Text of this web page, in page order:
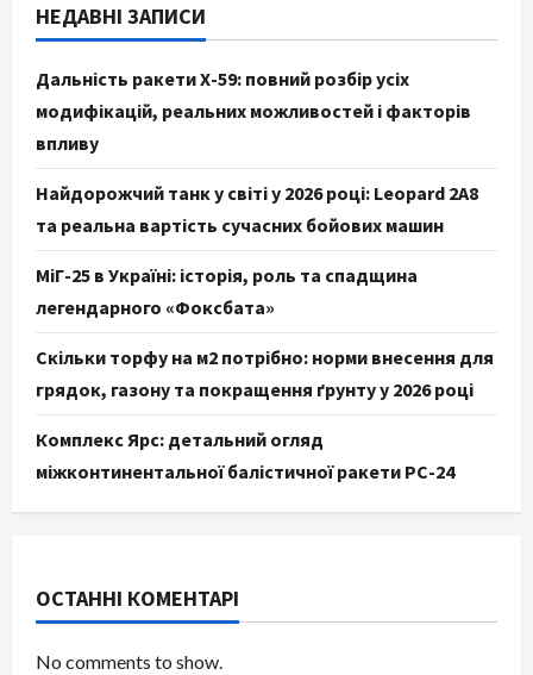
НЕДАВНІ ЗАПИСИ
Дальність ракети Х-59: повний розбір усіх
модифікацій, реальних можливостей і факторів
впливу
Найдорожчий танк у світі у 2026 році: Leopard 2A8
та реальна вартість сучасних бойових машин
МіГ-25 в Україні: історія, роль та спадщина
легендарного «Фоксбата»
Скільки торфу на м2 потрібно: норми внесення для
грядок, газону та покращення ґрунту у 2026 році
Комплекс Ярс: детальний огляд
міжконтинентальної балістичної ракети РС-24
ОСТАННІ КОМЕНТАРІ
No comments to show.